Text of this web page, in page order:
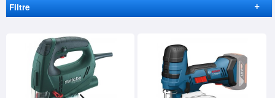
PROMOTII
RESIGILATE
LICHIDARE
CATALOAGE
Filtre
Elimina filtrele
-
BLACK&DECKER